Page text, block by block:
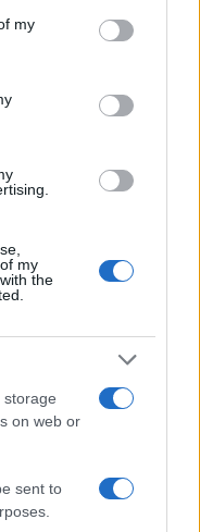
You may click to
third-party tags to
in below Google
my
my
the
storage
on web or
sent to
distacco dal Napoli
da due punti: